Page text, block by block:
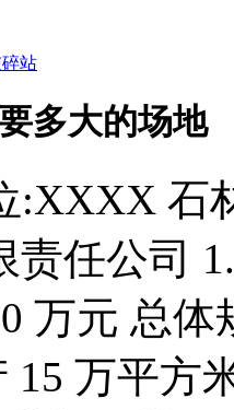
站
多大的场地
:XXXX 石
责任公司
万元 总
15 万平方